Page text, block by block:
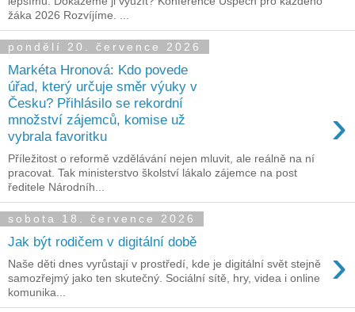
žáka 2026 Rozvíjíme. ...
pondělí 20. července 2026
Markéta Hronová: Kdo povede
úřad, který určuje směr výuky v
Česku? Přihlásilo se rekordní
množství zájemců, komise už
vybrala favoritku
›
Příležitost o reformě vzdělávání nejen mluvit, ale reálně na ní
pracovat. Tak ministerstvo školství lákalo zájemce na post
ředitele Národníh...
sobota 18. července 2026
Jak být rodičem v digitální době ›
Naše děti dnes vyrůstají v prostředí, kde je digitální svět stejně
samozřejmý jako ten skutečný. Sociální sítě, hry, videa i online
komunika...